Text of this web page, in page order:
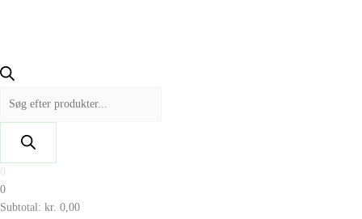
0
0
Subtotal: kr. 0,00